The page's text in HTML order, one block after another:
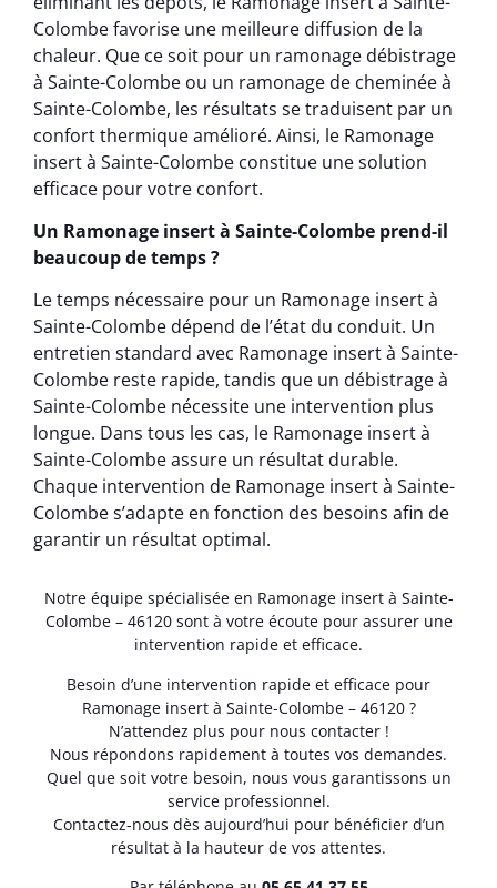
Colombe favorise une meilleure diffusion de la
chaleur. Que ce soit pour un ramonage débistrage
à Sainte-Colombe ou un ramonage de cheminée à
Sainte-Colombe, les résultats se traduisent par un
confort thermique amélioré. Ainsi, le Ramonage
insert à Sainte-Colombe constitue une solution
efficace pour votre confort.
Un Ramonage insert à Sainte-Colombe prend-il
beaucoup de temps ?
Le temps nécessaire pour un Ramonage insert à
Sainte-Colombe dépend de l’état du conduit. Un
entretien standard avec Ramonage insert à Sainte-
Colombe reste rapide, tandis que un débistrage à
Sainte-Colombe nécessite une intervention plus
longue. Dans tous les cas, le Ramonage insert à
Sainte-Colombe assure un résultat durable.
Chaque intervention de Ramonage insert à Sainte-
Colombe s’adapte en fonction des besoins afin de
garantir un résultat optimal.
Notre équipe spécialisée en Ramonage insert à Sainte-
Colombe – 46120 sont à votre écoute pour assurer une
intervention rapide et efficace.
Besoin d’une intervention rapide et efficace pour
Ramonage insert à Sainte-Colombe – 46120 ?
N’attendez plus pour nous contacter !
Nous répondons rapidement à toutes vos demandes.
Quel que soit votre besoin, nous vous garantissons un
service professionnel.
Contactez-nous dès aujourd’hui pour bénéficier d’un
résultat à la hauteur de vos attentes.